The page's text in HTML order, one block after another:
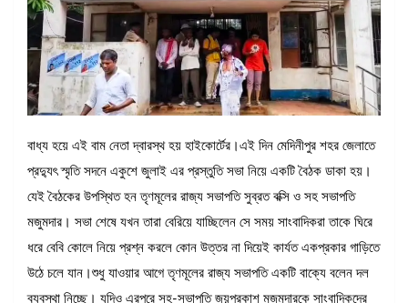
বাধ্য হয়ে এই বাম নেতা দ্বারস্থ হয় হাইকোর্টের।এই দিন মেদিনীপুর শহর জেলাতে
প্রদ্যুৎ স্মৃতি সদনে একুশে জুলাই এর প্রস্তুতি সভা নিয়ে একটি বৈঠক ডাকা হয়।
যেই বৈঠকের উপস্থিত হন তৃণমূলের রাজ্য সভাপতি সুব্রত বক্সি ও সহ সভাপতি
মজুমদার। সভা শেষে যখন তারা বেরিয়ে যাচ্ছিলেন সে সময় সাংবাদিকরা তাকে ঘিরে
ধরে বেবি কোলে নিয়ে প্রশ্ন করলে কোন উত্তর না দিয়েই কার্যত একপ্রকার গাড়িতে
উঠে চলে যান।শুধু যাওয়ার আগে তৃণমূলের রাজ্য সভাপতি একটি বাক্যে বলেন দল
ব্যবস্থা নিচ্ছে। যদিও এরপরে সহ-সভাপতি জয়প্রকাশ মজুমদারকে সাংবাদিকদের